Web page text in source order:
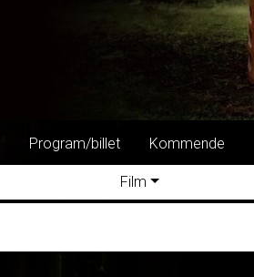
Program/billet Kommende
Film